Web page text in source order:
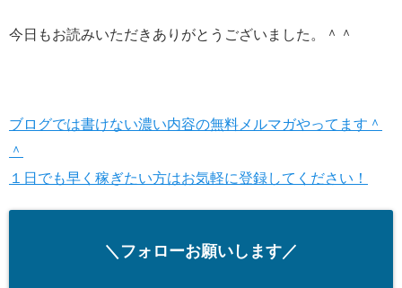
今日もお読みいただきありがとうございました。＾＾
ブログでは書けない濃い内容の無料メルマガやってます＾
＾
１日でも早く稼ぎたい方はお気軽に登録してください！
＼フォローお願いします／